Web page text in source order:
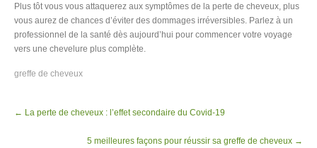
Plus tôt vous vous attaquerez aux symptômes de la perte de cheveux, plus
vous aurez de chances d’éviter des dommages irréversibles. Parlez à un
professionnel de la santé dès aujourd’hui pour commencer votre voyage
vers une chevelure plus complète.
greffe de cheveux
navigation
← La perte de cheveux : l’effet secondaire du Covid-19
5 meilleures façons pour réussir sa greffe de cheveux →